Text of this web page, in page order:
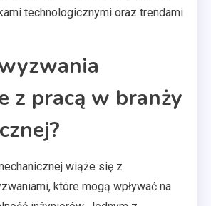
technologicznymi oraz trendami
z pracą w branży
wiąże się z
które mogą wpływać na